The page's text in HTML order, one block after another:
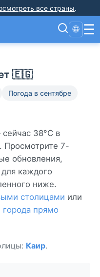
все страны.
🌐 ☰
🇪🇬
Погода в сентябре
38°C в
Просмотрите 7-
обновления,
для каждого
ниже.
столицами или
прямо
Каир.